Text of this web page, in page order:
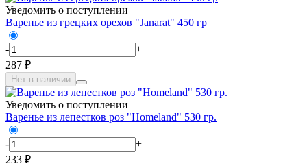
Уведомить о поступлении
Варенье из грецких орехов "Janarat" 450 гр
-
+
287 ₽
Нет в наличии
Уведомить о поступлении
Варенье из лепестков роз "Homeland" 530 гр.
-
+
233 ₽